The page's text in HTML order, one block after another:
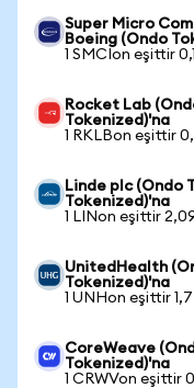
Super Micro
Boeing (Ondo
1 SMCIon eşittir
Rocket Lab
Tokenized)'na
1 RKLBon eşittir
Linde plc (Ondo
Tokenized)'na
1 LINon eşittir
UnitedHealth
Tokenized)'na
1 UNHon eşittir
CoreWeave
Tokenized)'na
1 CRWVon eşittir